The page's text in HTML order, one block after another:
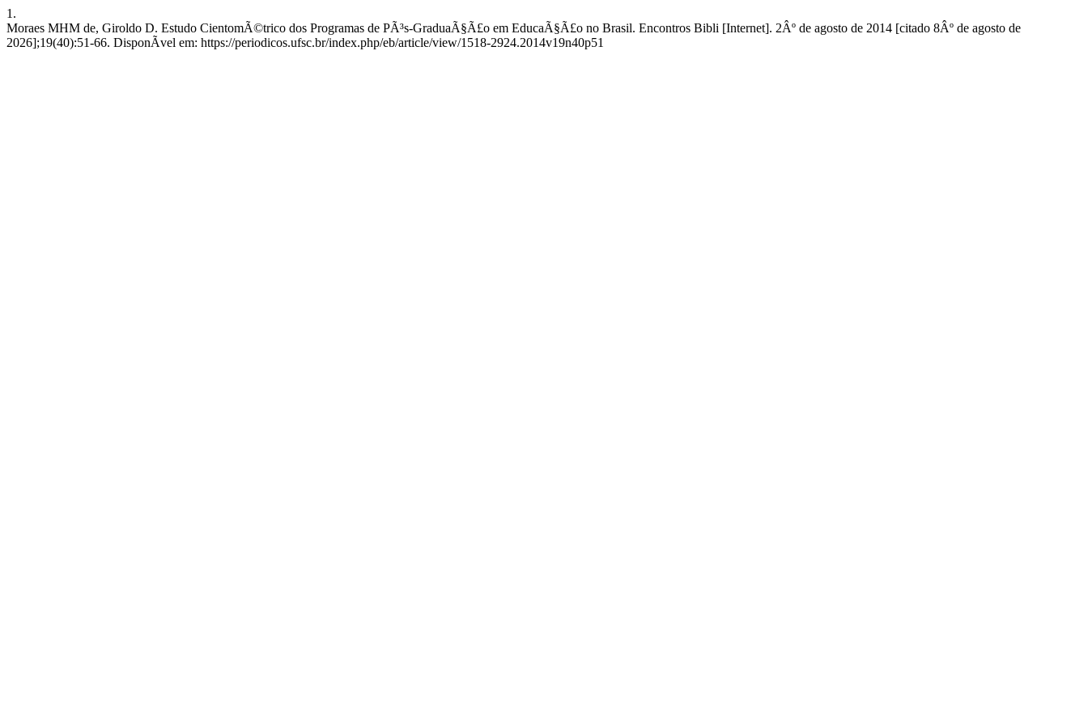
1.
Moraes MHM de, Giroldo D. Estudo CientomÃ©trico dos Programas de PÃ³s-GraduaÃ§Ã£o em EducaÃ§Ã£o no Brasil. Encontros Bibli [Internet]. 2Âº de agosto de 2014 [citado 8Âº de agosto de
2026];19(40):51-66. DisponÃ­vel em: https://periodicos.ufsc.br/index.php/eb/article/view/1518-2924.2014v19n40p51